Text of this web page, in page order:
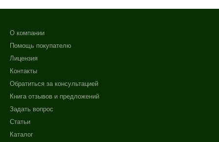
О компании
Помощь покупателю
Лицензия
Контакты
Обратиться за консультацией
Книга отзывов и предложений
Задать вопрос
Статьи
Каталог